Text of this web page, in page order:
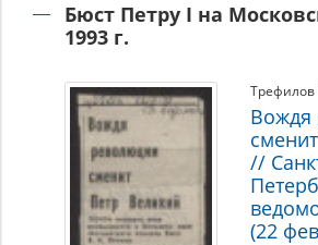
Бюст Петру I на
1993 г.
Вождя
//
(22